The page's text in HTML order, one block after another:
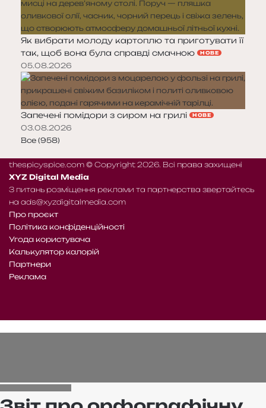
Як вибрати молоду картоплю та приготувати її
так, щоб вона була справді смачною
НОВЕ
05.08.2026
Запечені помідори з сиром на грилі НОВЕ
03.08.2026
Все (958)
thespicyspice.com © Copyright 2026. Всі права захищені
XYZ Digital Media
З питань розміщення реклами та партнерства звертайтесь
на ads@xyzdigitalmedia.com
Про проєкт
Політика конфіденційності
Угода користувача
Калькулятор калорій
Партнери
Реклама